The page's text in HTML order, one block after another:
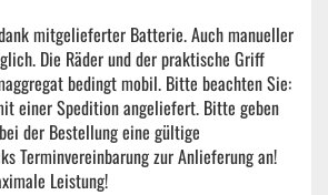
mitgelieferter Batterie. Auch manueller
Die Räder und der praktische Griff
bedingt mobil. Bitte beachten Sie:
einer Spedition angeliefert. Bitte geben
der Bestellung eine gültige
Terminvereinbarung zur Anlieferung an!
Leistung!